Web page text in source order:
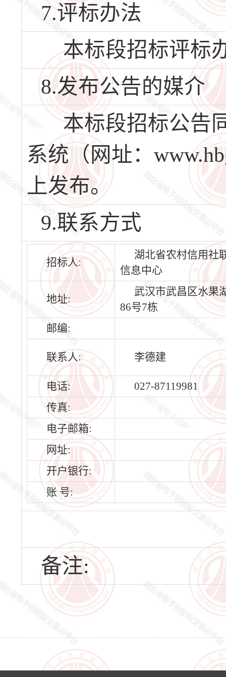
7.评标办法
本标段招标评标
8.发布公告的媒介
本标段招标公告
系统（网址：
上发布。
9.联系方式
招标人:
湖北省农村信用社
信息中心
地址:
武汉市武昌区水果
86号7栋
邮编:
联系人: 李德建
电话:
027-87119981
传真:
电子邮箱:
网址:
开户银行:
账 号:
备注: